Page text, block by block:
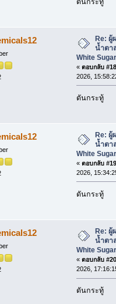
Re: ผู้
น้ำตา
White
« ตอบกลับ
2026,
ดันกระทู้
Re: ผู้
น้ำตา
White
« ตอบกลับ
2026,
ดันกระทู้
Re: ผู้
น้ำตา
White
« ตอบกลับ
2026,
ดันกระทู้